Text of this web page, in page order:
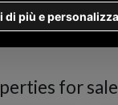
for
di più e personalizza